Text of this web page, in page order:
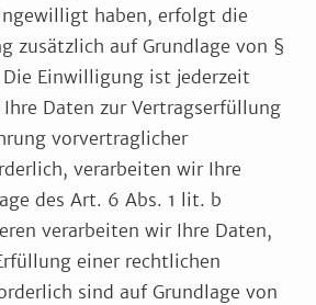
haben, erfolgt die
zusätzlich auf Grundlage von §
Die Einwilligung ist jederzeit
Daten zur Vertragserfüllung
vorvertraglicher
verarbeiten wir Ihre
des Art. 6 Abs. 1 lit. b
verarbeiten wir Ihre Daten,
einer rechtlichen
sind auf Grundlage von